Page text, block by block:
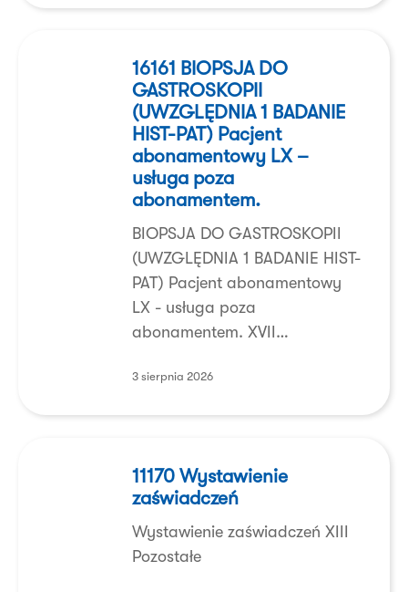
BIOPSJA
GASTROSKOPII
(UWZGLĘDNIA
BADANIE
PAT)
Pacjent
abonamentowy
poza
abonamentem.
16161 BIOPSJA DO
GASTROSKOPII
(UWZGLĘDNIA 1 BADANIE
HIST-PAT) Pacjent
abonamentowy LX –
usługa poza
abonamentem.
BIOPSJA DO GASTROSKOPII
(UWZGLĘDNIA 1 BADANIE HIST-
PAT) Pacjent abonamentowy
LX - usługa poza
abonamentem. XVII…
3 sierpnia 2026
Wystawienie
zaświadczeń
11170 Wystawienie
zaświadczeń
Wystawienie zaświadczeń XIII
Pozostałe